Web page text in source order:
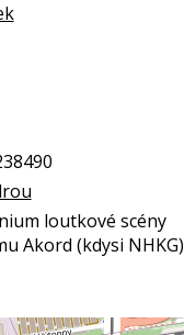
loutkové scény
Akord (kdysi NHKG)